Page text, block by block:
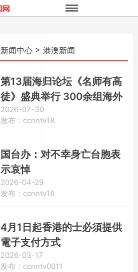
新闻中心 > 港澳新闻
第13届海归论坛《名师有高
徒》盛典举行 300余组海外
华裔家庭以乐会友
2026-07-30
发布：ccnntv18
国台办：对不幸身亡台胞表
示哀悼
2026-04-29
发布：ccnntv18
4月1日起香港的士必須提供
電子支付方式
2026-03-17
发布：ccnntv0011